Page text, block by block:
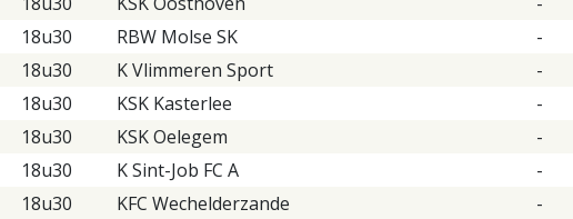
18u30 RBW Molse SK -
18u30 K Vlimmeren Sport -
18u30 KSK Kasterlee -
18u30 KSK Oelegem -
18u30 K Sint-Job FC A -
18u30 KFC Wechelderzande -